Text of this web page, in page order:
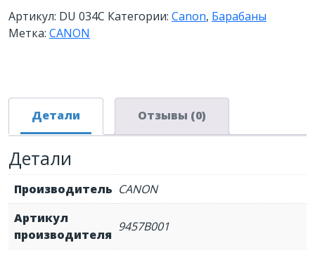
CANON
034
Артикул: DU 034C Категории: Canon, Барабаны
Метка: CANON
Детали Отзывы (0)
Детали
Производитель CANON
Артикул
производителя
9457B001